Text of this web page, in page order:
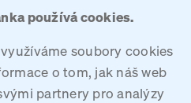
používá cookies.
soubory cookies
o tom, jak náš web
partnery pro analýzy